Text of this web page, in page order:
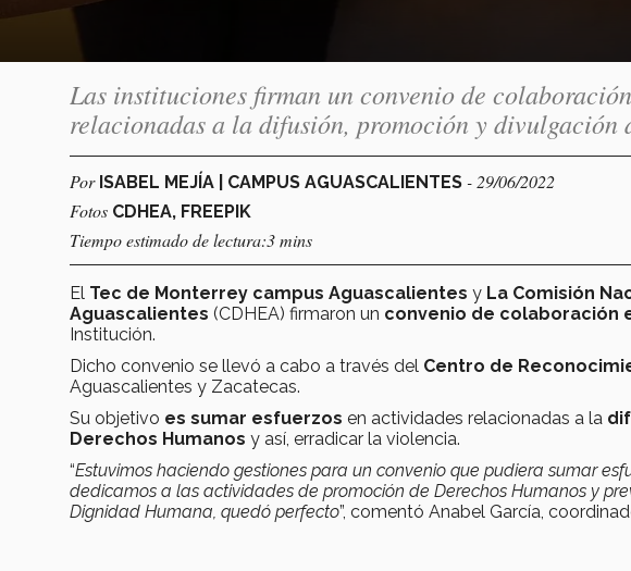
Las instituciones firman un convenio de
relacionadas a la difusión, promoción y divulgación
Por ISABEL MEJÍA | CAMPUS AGUASCALIENTES - 29/06/2022
Fotos CDHEA, FREEPIK
Tiempo estimado de lectura:3 mins
El Tec de Monterrey campus Aguascalientes y La Comisión
Aguascalientes (CDHEA) firmaron un convenio de colaboración
Institución.
Dicho convenio se llevó a cabo a través del Centro de
Aguascalientes y Zacatecas.
Su objetivo es sumar esfuerzos en actividades relacionadas a la
Derechos Humanos y así, erradicar la violencia.
“Estuvimos haciendo gestiones para un convenio que pudiera sumar
dedicamos a las actividades de promoción de Derechos Humanos y
Dignidad Humana, quedó perfecto”, comentó Anabel García,